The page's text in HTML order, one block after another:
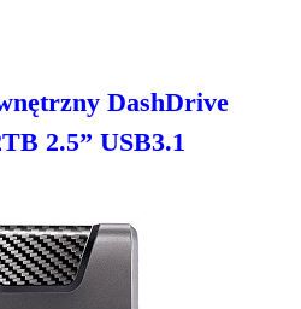
DashDrive
2.5” USB3.1